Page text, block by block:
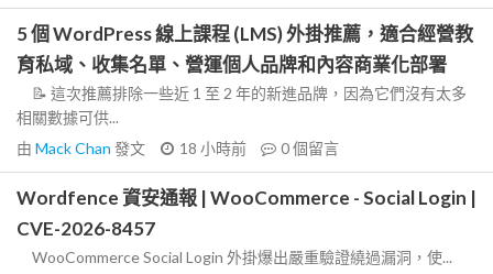
5 個 WordPress 線上課程 (LMS) 外掛推薦，適合經營教
育私域、收集名單、營運個人品牌和內容商業化部署
📝 這次推薦排除一些近 1 至 2 年的新進品牌，因為它們沒有太多
相關數據可供...
由 Mack Chan 發文 18 小時前 0個留言
Wordfence 資安通報 | WooCommerce - Social Login |
CVE-2026-8457
WooCommerce Social Login 外掛爆出嚴重驗證繞過漏洞，使...